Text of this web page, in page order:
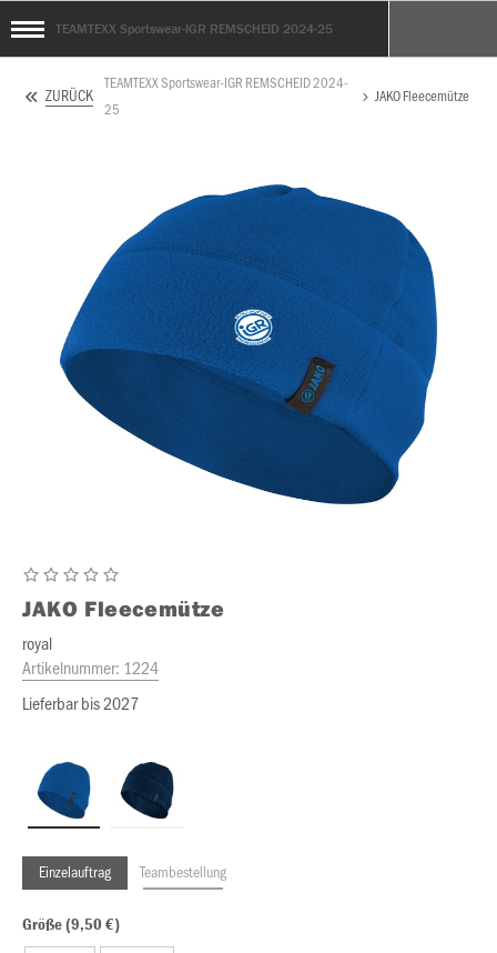
TEAMTEXX Sportswear-IGR REMSCHEID 2024-25
ZURÜCK
TEAMTEXX Sportswear-IGR REMSCHEID 2024-
25
JAKO Fleecemütze
JAKO Fleecemütze
royal
Artikelnummer: 1224
Lieferbar bis 2027
Einzelauftrag Teambestellung
Größe (9,50 €)